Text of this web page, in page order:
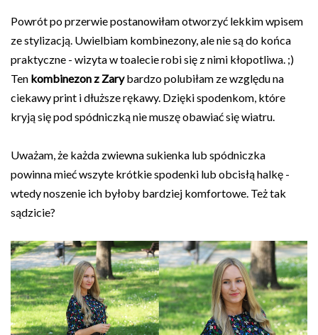
Powrót po przerwie postanowiłam otworzyć lekkim wpisem
ze stylizacją. Uwielbiam kombinezony, ale nie są do końca
praktyczne - wizyta w toalecie robi się z nimi kłopotliwa. ;)
Ten kombinezon z Zarybardzo polubiłam ze względu na
ciekawy print i dłuższe rękawy. Dzięki spodenkom, które
kryją się pod spódniczką nie muszę obawiać się wiatru.
Uważam, że każda zwiewna sukienka lub spódniczka
powinna mieć wszyte krótkie spodenki lub obcisłą halkę -
wtedy noszenie ich byłoby bardziej komfortowe. Też tak
sądzicie?